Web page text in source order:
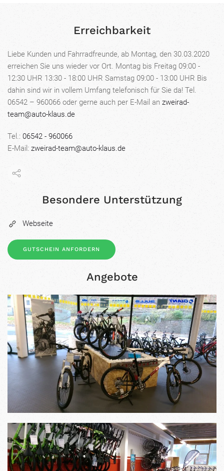
Erreichbarkeit
Liebe Kunden und Fahrradfreunde, ab Montag, den 30.03.2020
erreichen Sie uns wieder vor Ort. Montag bis Freitag 09:00 -
12:30 UHR 13:30 - 18:00 UHR Samstag 09:00 - 13:00 UHR Bis
dahin sind wir in vollem Umfang telefonisch für Sie da! Tel.
06542 – 960066 oder gerne auch per E-Mail an zweirad-
team@auto-klaus.de
Tel.: 06542 - 960066
E-Mail: zweirad-team@auto-klaus.de
Besondere Unterstützung
Webseite
GUTSCHEIN ANFORDERN
Angebote